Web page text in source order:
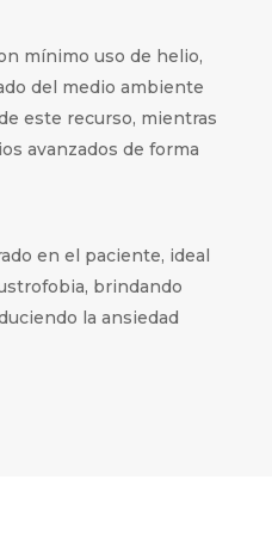
mínimo uso de helio,
del medio ambiente
este recurso, mientras
avanzados de forma
en el paciente, ideal
brindando
la ansiedad